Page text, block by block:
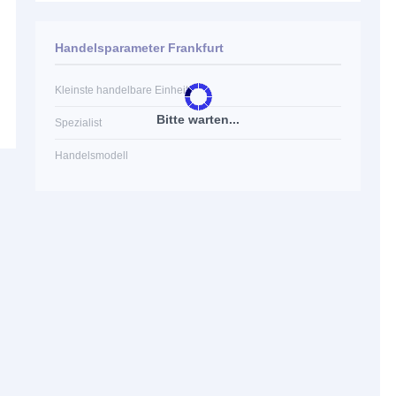
Bitte warten...
Handelsparameter Frankfurt
Kleinste handelbare Einheit
Spezialist
Handelsmodell